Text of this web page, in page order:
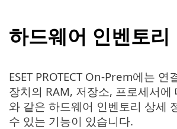
하드웨어 인벤토리
ESET PROTECT On-Prem에는 연
장치의 RAM, 저장소, 프로세서에
와 같은 하드웨어 인벤토리 상세
수 있는 기능이 있습니다.